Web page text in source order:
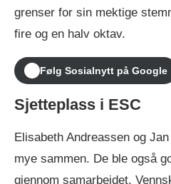
grenser for sin mektige
fire og en halv oktav.
Følg Sosialnytt på Google
Sjetteplass i ESC
Elisabeth Andreassen og
mye sammen. De ble også
gjennom samarbeidet.